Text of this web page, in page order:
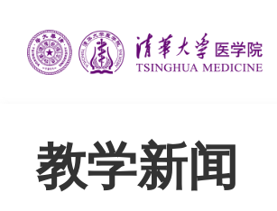
教学新闻